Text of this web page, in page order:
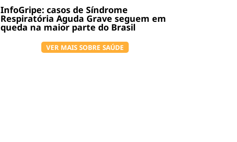
InfoGripe: casos de Síndrome
Respiratória Aguda Grave seguem em
queda na maior parte do Brasil
VER MAIS SOBRE SAÚDE